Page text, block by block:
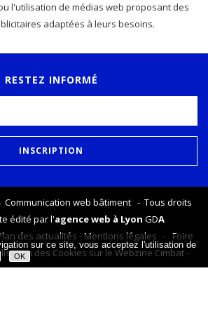
l'utilisation de médias web proposant des
adaptées à leurs besoins.
RESTEZ INFORMÉ
Communication web bâtiment - Tous droits
édité par l'agence web à Lyon GDA
des actualités -Mentions légales - Foire
des Cookies sur le Webzine Cimbat-
sur ce site, vous acceptez l'utilisation de
OK